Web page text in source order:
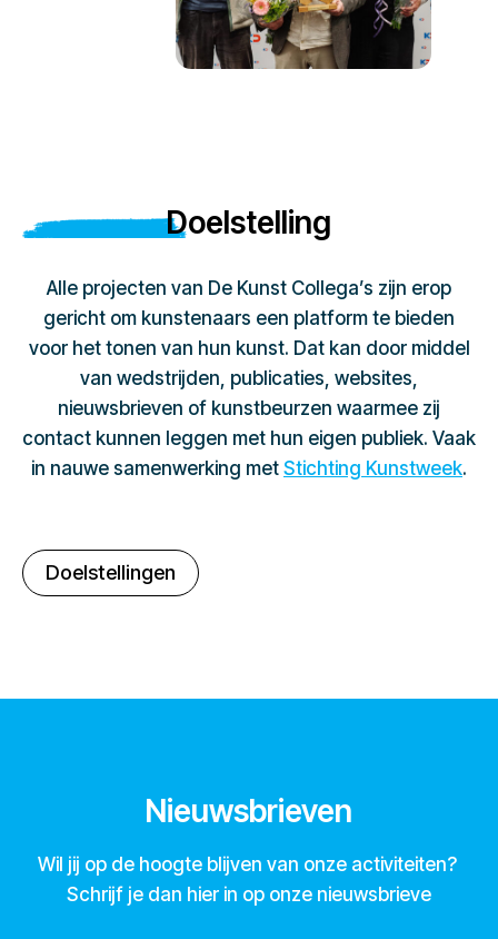
Doelstelling
Alle projecten van De Kunst Collega’s zijn erop
gericht om kunstenaars een platform te bieden
voor het tonen van hun kunst. Dat kan door middel
van wedstrijden, publicaties, websites,
nieuwsbrieven of kunstbeurzen waarmee zij
contact kunnen leggen met hun eigen publiek. Vaak
in nauwe samenwerking met Stichting Kunstweek.
Doelstellingen
Nieuwsbrieven
Wil jij op de hoogte blijven van onze activiteiten?
Schrijf je dan hier in op onze nieuwsbrieve